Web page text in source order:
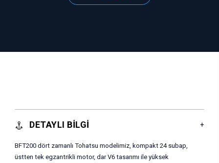
DETAYLI BİLGİ
BFT200 dört zamanlı Tohatsu modelimiz, kompakt 24 subap,
üstten tek egzantrikli motor, dar V6 tasarımı ile yüksek